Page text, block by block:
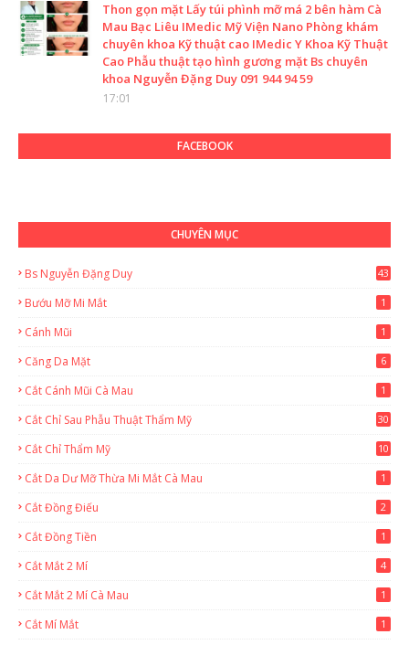
Thon gọn mặt Lấy túi phình mỡ má 2 bên hàm Cà
Mau Bạc Liêu IMedic Mỹ Viện Nano Phòng khám
chuyên khoa Kỹ thuật cao IMedic Y Khoa Kỹ Thuật
Cao Phẫu thuật tạo hình gương mặt Bs chuyên
khoa Nguyễn Đặng Duy 091 944 94 59
17:01
FACEBOOK
CHUYÊN MỤC
Bs Nguyễn Đặng Duy
43
Bướu Mỡ Mi Mắt 1
Cánh Mũi 1
Căng Da Mặt 6
Cắt Cánh Mũi Cà Mau 1
Cắt Chỉ Sau Phẫu Thuật Thẩm Mỹ 30
Cắt Chỉ Thẩm Mỹ 10
Cắt Da Dư Mỡ Thừa Mi Mắt Cà Mau 1
Cắt Đồng Điếu 2
Cắt Đồng Tiền 1
Cắt Mắt 2 Mí 4
Cắt Mắt 2 Mí Cà Mau 1
Cắt Mí Mắt 1